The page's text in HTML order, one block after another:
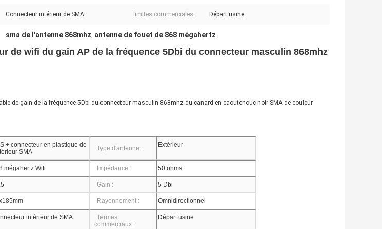
Connecteur intérieur de SMA limites commerciales: Départ usine
sma de l'antenne 868mhz, antenne de fouet de 868 mégahertz
de wifi du gain AP de la fréquence 5Dbi du connecteur masculin 868mhz
de gain de la fréquence 5Dbi du connecteur masculin 868mhz du canard en caoutchouc noir SMA de couleur
+ connecteur en plastique de
SMA
Type d'antenne : Extérieur
mégahertz Wifi Impédance : 50 ohms
Gain : 5 Dbi
Rayonnement : Omnidirectionnel
intérieur de SMA
Termes
commerciaux :
Départ usine